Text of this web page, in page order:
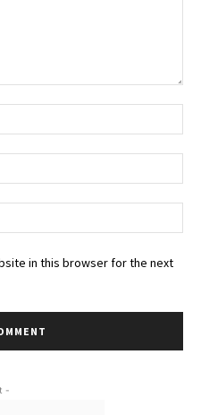
in this browser for the next
-